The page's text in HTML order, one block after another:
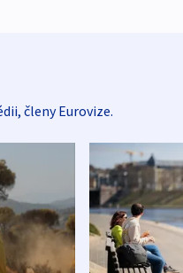
členy Eurovize.